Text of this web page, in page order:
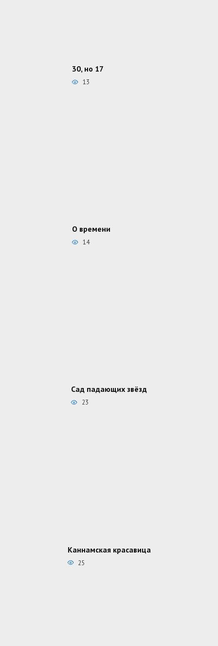
30, но 17
13
О времени
14
Сад падающих звёзд
23
Каннамская красавица
25